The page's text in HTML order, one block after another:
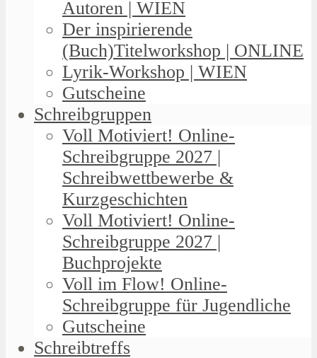
Autoren | WIEN
Der inspirierende
(Buch)Titelworkshop | ONLINE
Lyrik-Workshop | WIEN
Gutscheine
Schreibgruppen
Voll Motiviert! Online-
Schreibgruppe 2027 |
Schreibwettbewerbe &
Kurzgeschichten
Voll Motiviert! Online-
Schreibgruppe 2027 |
Buchprojekte
Voll im Flow! Online-
Schreibgruppe für Jugendliche
Gutscheine
Schreibtreffs